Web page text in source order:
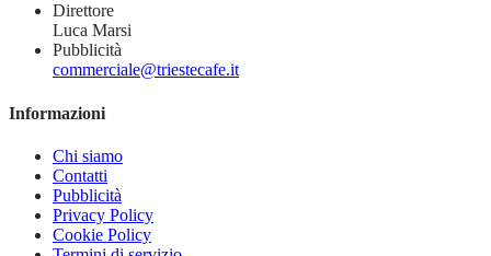
Direttore
Luca Marsi
Pubblicità
commerciale@triestecafe.it
Informazioni
Chi siamo
Contatti
Pubblicità
Privacy Policy
Cookie Policy